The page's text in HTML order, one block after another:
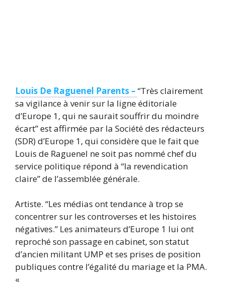
Louis De Raguenel Parents – “Très clairement
sa vigilance à venir sur la ligne éditoriale
d’Europe 1, qui ne saurait souffrir du moindre
écart” est affirmée par la Société des rédacteurs
(SDR) d’Europe 1, qui considère que le fait que
Louis de Raguenel ne soit pas nommé chef du
service politique répond à “la revendication
claire” de l’assemblée générale.
Artiste. “Les médias ont tendance à trop se
concentrer sur les controverses et les histoires
négatives.” Les animateurs d’Europe 1 lui ont
reproché son passage en cabinet, son statut
d’ancien militant UMP et ses prises de position
publiques contre l’égalité du mariage et la PMA.
«